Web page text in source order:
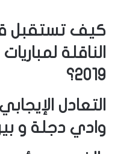
كيف تستقبل
الناقلة
2019؟
التعادل
وادي دجلة و